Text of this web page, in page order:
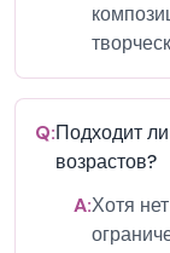
Q:Подходит
возрастов?
A:Хотя